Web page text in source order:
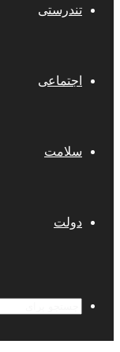
تندرستی
اجتماعی
سلامت
دولت